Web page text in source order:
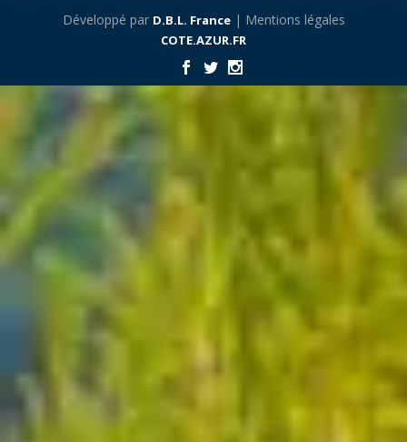
Développé par D.B.L. France| Mentions légales
COTE.AZUR.FR